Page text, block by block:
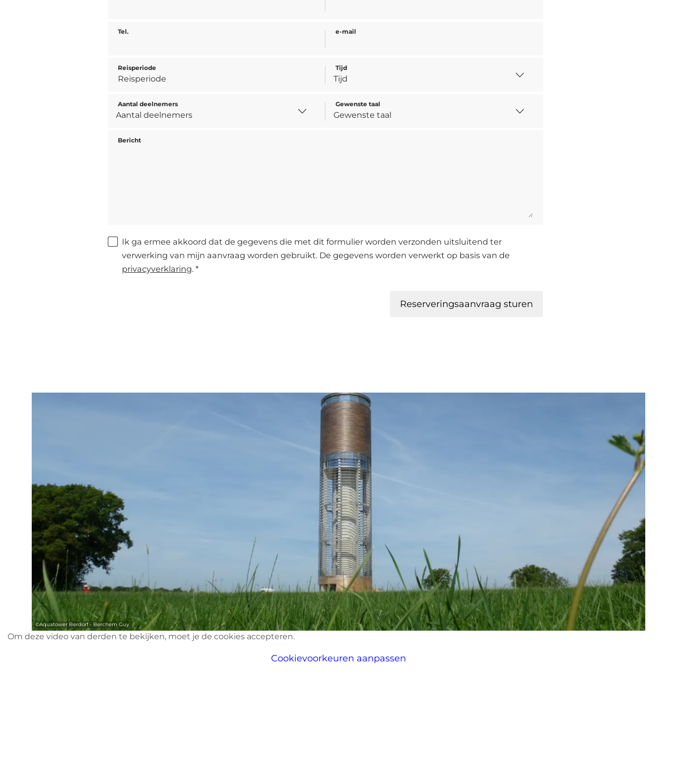
Tel. e-mail
Reisperiode Tijd
Aantal deelnemers Gewenste taal
Bericht
Ik ga ermee akkoord dat de gegevens die met dit formulier worden verzonden uitsluitend ter
verwerking van mijn aanvraag worden gebruikt. De gegevens worden verwerkt op basis van de
privacyverklaring. *
Reserveringsaanvraag sturen
©Aquatower Berdorf - Berchem Guy
Om deze video van derden te bekijken, moet je de cookies accepteren.
Cookievoorkeuren aanpassen